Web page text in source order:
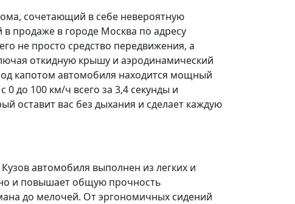
сочетающий в себе невероятную
продаже в городе Москва по адресу
не просто средство передвижения, а
откидную крышу и аэродинамический
капотом автомобиля находится мощный
0 до 100 км/ч всего за 3,4 секунды и
оставит вас без дыхания и сделает каждую
Кузов автомобиля выполнен из легких и
но и повышает общую прочность
до мелочей. Отэргономичных сидений